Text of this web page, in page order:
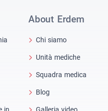
About Erdem
Chi siamo
Unità mediche
Squadra medica
Blog